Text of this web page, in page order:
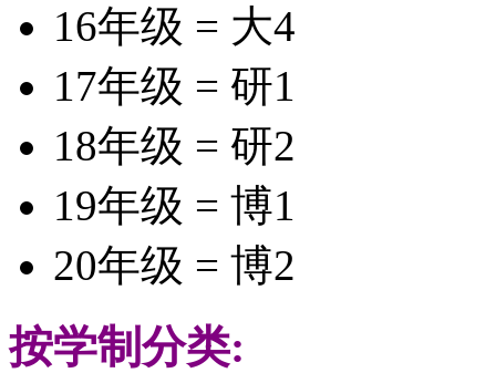
16年级 = 大4
17年级 = 研1
18年级 = 研2
19年级 = 博1
20年级 = 博2
按学制分类: